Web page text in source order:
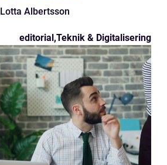
Lotta Albertsson
editorial,Teknik & Digitalisering